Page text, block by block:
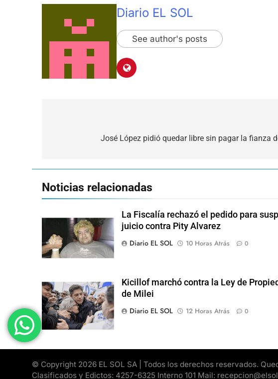
Diario EL SOL
See author's posts
José López pidió quedar libre sin pagar la fianza
Noticias relacionadas
La Fiscalía rechazó el pedido para
juicio contra Pity Alvarez
Diario EL SOL
10 Horas Atrás 0
Kicillof marchó contra la Ley de
de Milei
Diario EL SOL
12 Horas Atrás 0
© Copyright 2026 EL SOL SA | Todos los derechos reservados.
Clasificados y Edictos: 4257-6325 Interno 101 Mail: